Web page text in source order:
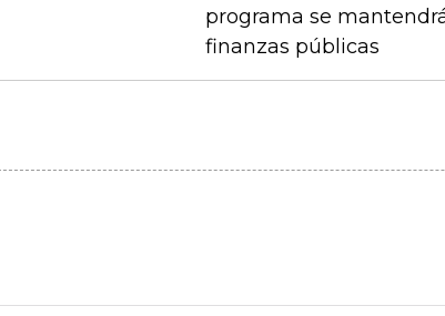
programa se
finanzas públicas